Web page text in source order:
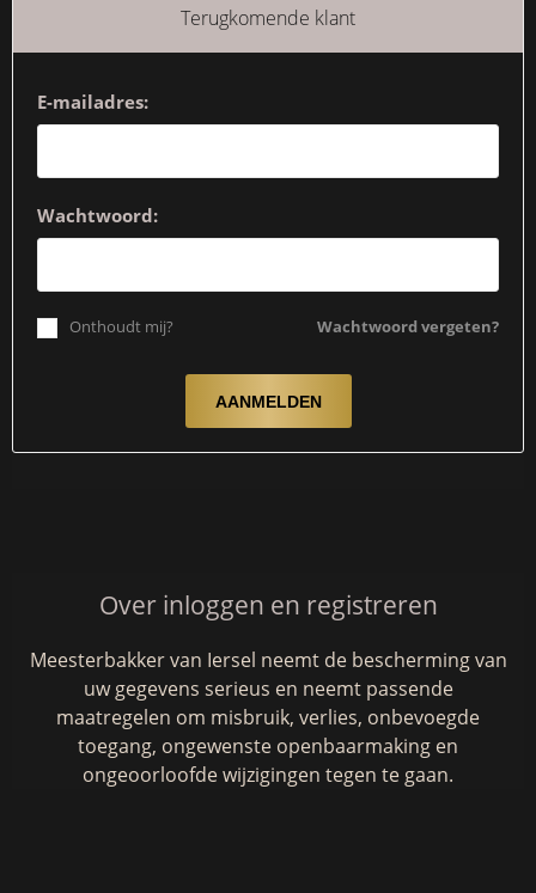
Terugkomende klant
E-mailadres:
Wachtwoord:
Wachtwoord vergeten?
Onthoudt mij?
Over inloggen en registreren
Meesterbakker van Iersel neemt de bescherming van
uw gegevens serieus en neemt passende
maatregelen om misbruik, verlies, onbevoegde
toegang, ongewenste openbaarmaking en
ongeoorloofde wijzigingen tegen te gaan.